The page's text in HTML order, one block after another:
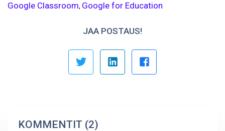
Google Classroom, Google for Education
JAA POSTAUS!
KOMMENTIT (2)